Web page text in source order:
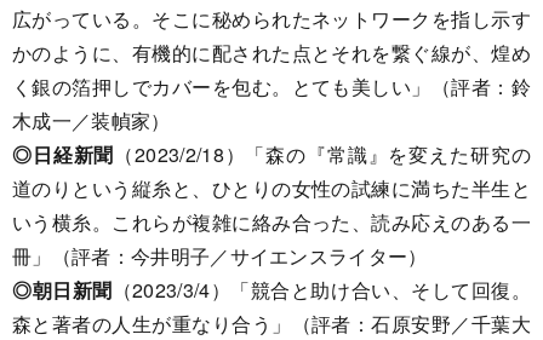
広がっている。そこに秘められたネットワークを指し示す
かのように、有機的に配された点とそれを繋ぐ線が、煌め
く銀の箔押しでカバーを包む。とても美しい」（評者：鈴
木成一／装幀家）
◎日経新聞 （2023/2/18）「森の『常識』を変えた研究の
道のりという縦糸と、ひとりの女性の試練に満ちた半生と
いう横糸。これらが複雑に絡み合った、読み応えのある一
冊」（評者：今井明子／サイエンスライター）
◎朝日新聞 （2023/3/4）「競合と助け合い、そして回復。
森と著者の人生が重なり合う」（評者：石原安野／千葉大